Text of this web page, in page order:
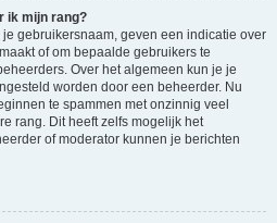
ik mijn rang?
gebruikersnaam, geven een indicatie over
of om bepaalde gebruikers te
Over het algemeen kun je je
worden door een beheerder. Nu
te spammen met onzinnig veel
rang. Dit heeft zelfs mogelijk het
of moderator kunnen je berichten